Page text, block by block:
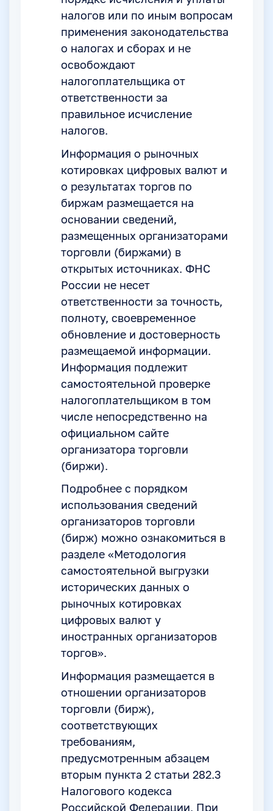
налогов или по иным вопросам
применения законодательства
о налогах и сборах и не
освобождают
налогоплательщика от
ответственности за
правильное исчисление
налогов.
Информация о рыночных
котировках цифровых валют и
о результатах торгов по
биржам размещается на
основании сведений,
размещенных организаторами
торговли (биржами) в
открытых источниках. ФНС
России не несет
ответственности за точность,
полноту, своевременное
обновление и достоверность
размещаемой информации.
Информация подлежит
самостоятельной проверке
налогоплательщиком в том
числе непосредственно на
официальном сайте
организатора торговли
(биржи).
Подробнее с порядком
использования сведений
организаторов торговли
(бирж) можно ознакомиться в
разделе «Методология
самостоятельной выгрузки
исторических данных о
рыночных котировках
цифровых валют у
иностранных организаторов
торгов».
Информация размещается в
отношении организаторов
торговли (бирж),
соответствующих
требованиям,
предусмотренным абзацем
вторым пункта 2 статьи 282.3
Налогового кодекса
Российской Федерации. При